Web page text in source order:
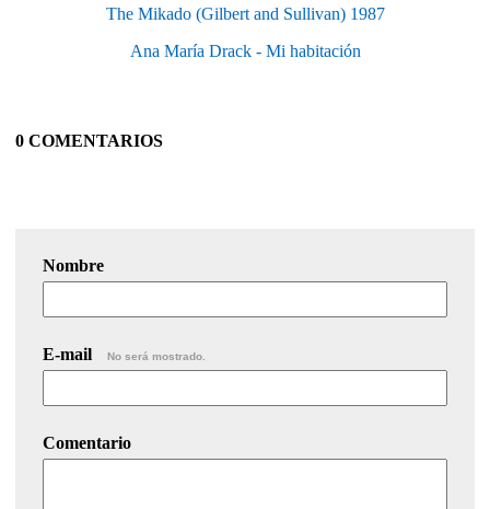
The Mikado (Gilbert and Sullivan) 1987
Ana María Drack - Mi habitación
0 COMENTARIOS
Nombre
E-mail No será mostrado.
Comentario